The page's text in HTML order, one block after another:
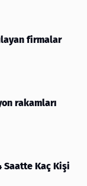
firmalar
rakamları
Saatte Kaç Kişi